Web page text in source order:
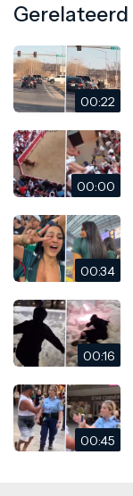
Gerelateerd
00:22
00:00
00:34
00:16
00:45